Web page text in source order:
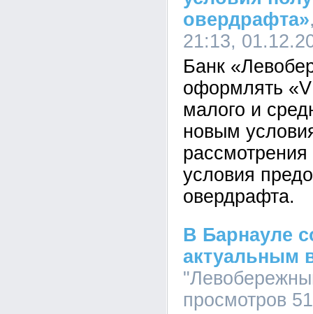
овердрафта»
21:13,
Банк
оформлять
малого и
новым
условия
овердрафта.
В Барнауле
актуальным
просмотров